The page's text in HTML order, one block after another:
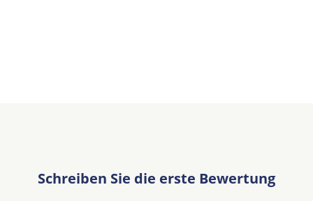
Schreiben Sie die erste Bewertung